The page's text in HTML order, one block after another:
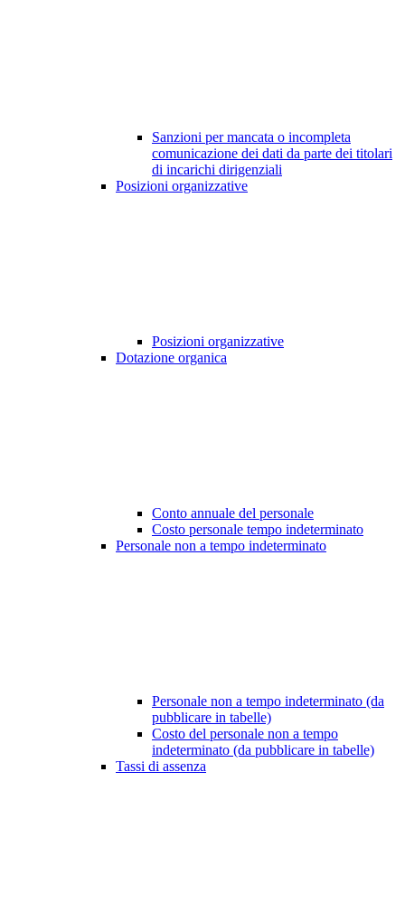
Sanzioni per mancata o incompleta
comunicazione dei dati da parte dei titolari
di incarichi dirigenziali
Posizioni organizzative
Posizioni organizzative
Dotazione organica
Conto annuale del personale
Costo personale tempo indeterminato
Personale non a tempo indeterminato
Personale non a tempo indeterminato (da
pubblicare in tabelle)
Costo del personale non a tempo
indeterminato (da pubblicare in tabelle)
Tassi di assenza